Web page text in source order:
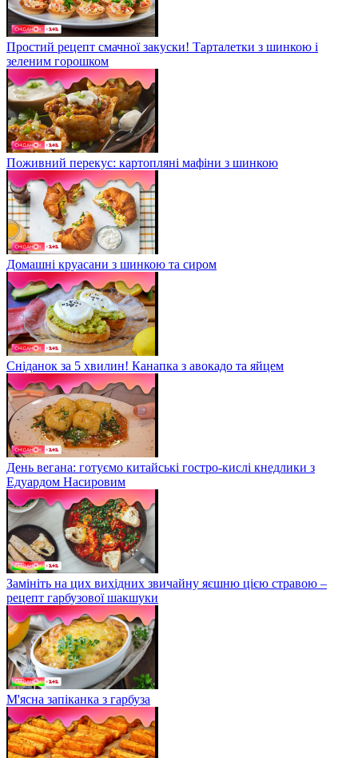
Простий рецепт смачної закуски! Тарталетки з шинкою і
зеленим горошком
Поживний перекус: картопляні мафіни з шинкою
Домашні круасани з шинкою та сиром
Сніданок за 5 хвилин! Канапка з авокадо та яйцем
День вегана: готуємо китайські гостро-кислі кнедлики з
Едуардом Насировим
Замініть на цих вихідних звичайну яєшню цією стравою –
рецепт гарбузової шакшуки
М'ясна запіканка з гарбуза